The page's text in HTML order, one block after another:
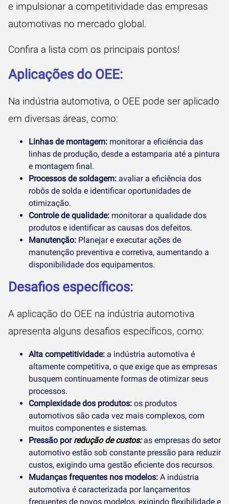
e impulsionar a competitividade das empresas
automotivas no mercado global.
Confira a lista com os principais pontos!
Aplicações do OEE:
Na indústria automotiva, o OEE pode ser aplicado
em diversas áreas, como:
Linhas de montagem: monitorar a eficiência das
linhas de produção, desde a estamparia até a pintura
e montagem final.
Processos de soldagem: avaliar a eficiência dos
robôs de solda e identificar oportunidades de
otimização.
Controle de qualidade: monitorar a qualidade dos
produtos e identificar as causas dos defeitos.
Manutenção: Planejar e executar ações de
manutenção preventiva e corretiva, aumentando a
disponibilidade dos equipamentos.
Desafios específicos:
A aplicação do OEE na indústria automotiva
apresenta alguns desafios específicos, como:
Alta competitividade: a indústria automotiva é
altamente competitiva, o que exige que as empresas
busquem continuamente formas de otimizar seus
processos.
Complexidade dos produtos: os produtos
automotivos são cada vez mais complexos, com
muitos componentes e sistemas.
Pressão por redução de custos:as empresas do setor
automotivo estão sob constante pressão para reduzir
custos, exigindo uma gestão eficiente dos recursos.
Mudanças frequentes nos modelos: A indústria
automotiva é caracterizada por lançamentos
frequentes de novos modelos, exigindo flexibilidade e